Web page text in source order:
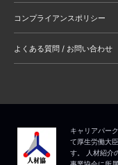
コンプライアンスポリシー
よくある質問 / お問い合わせ